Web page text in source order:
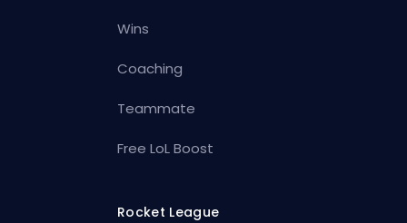
Wins
Coaching
Teammate
Free LoL Boost
Rocket League